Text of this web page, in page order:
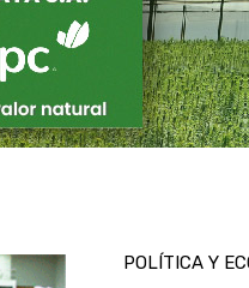
POLÍTICA Y